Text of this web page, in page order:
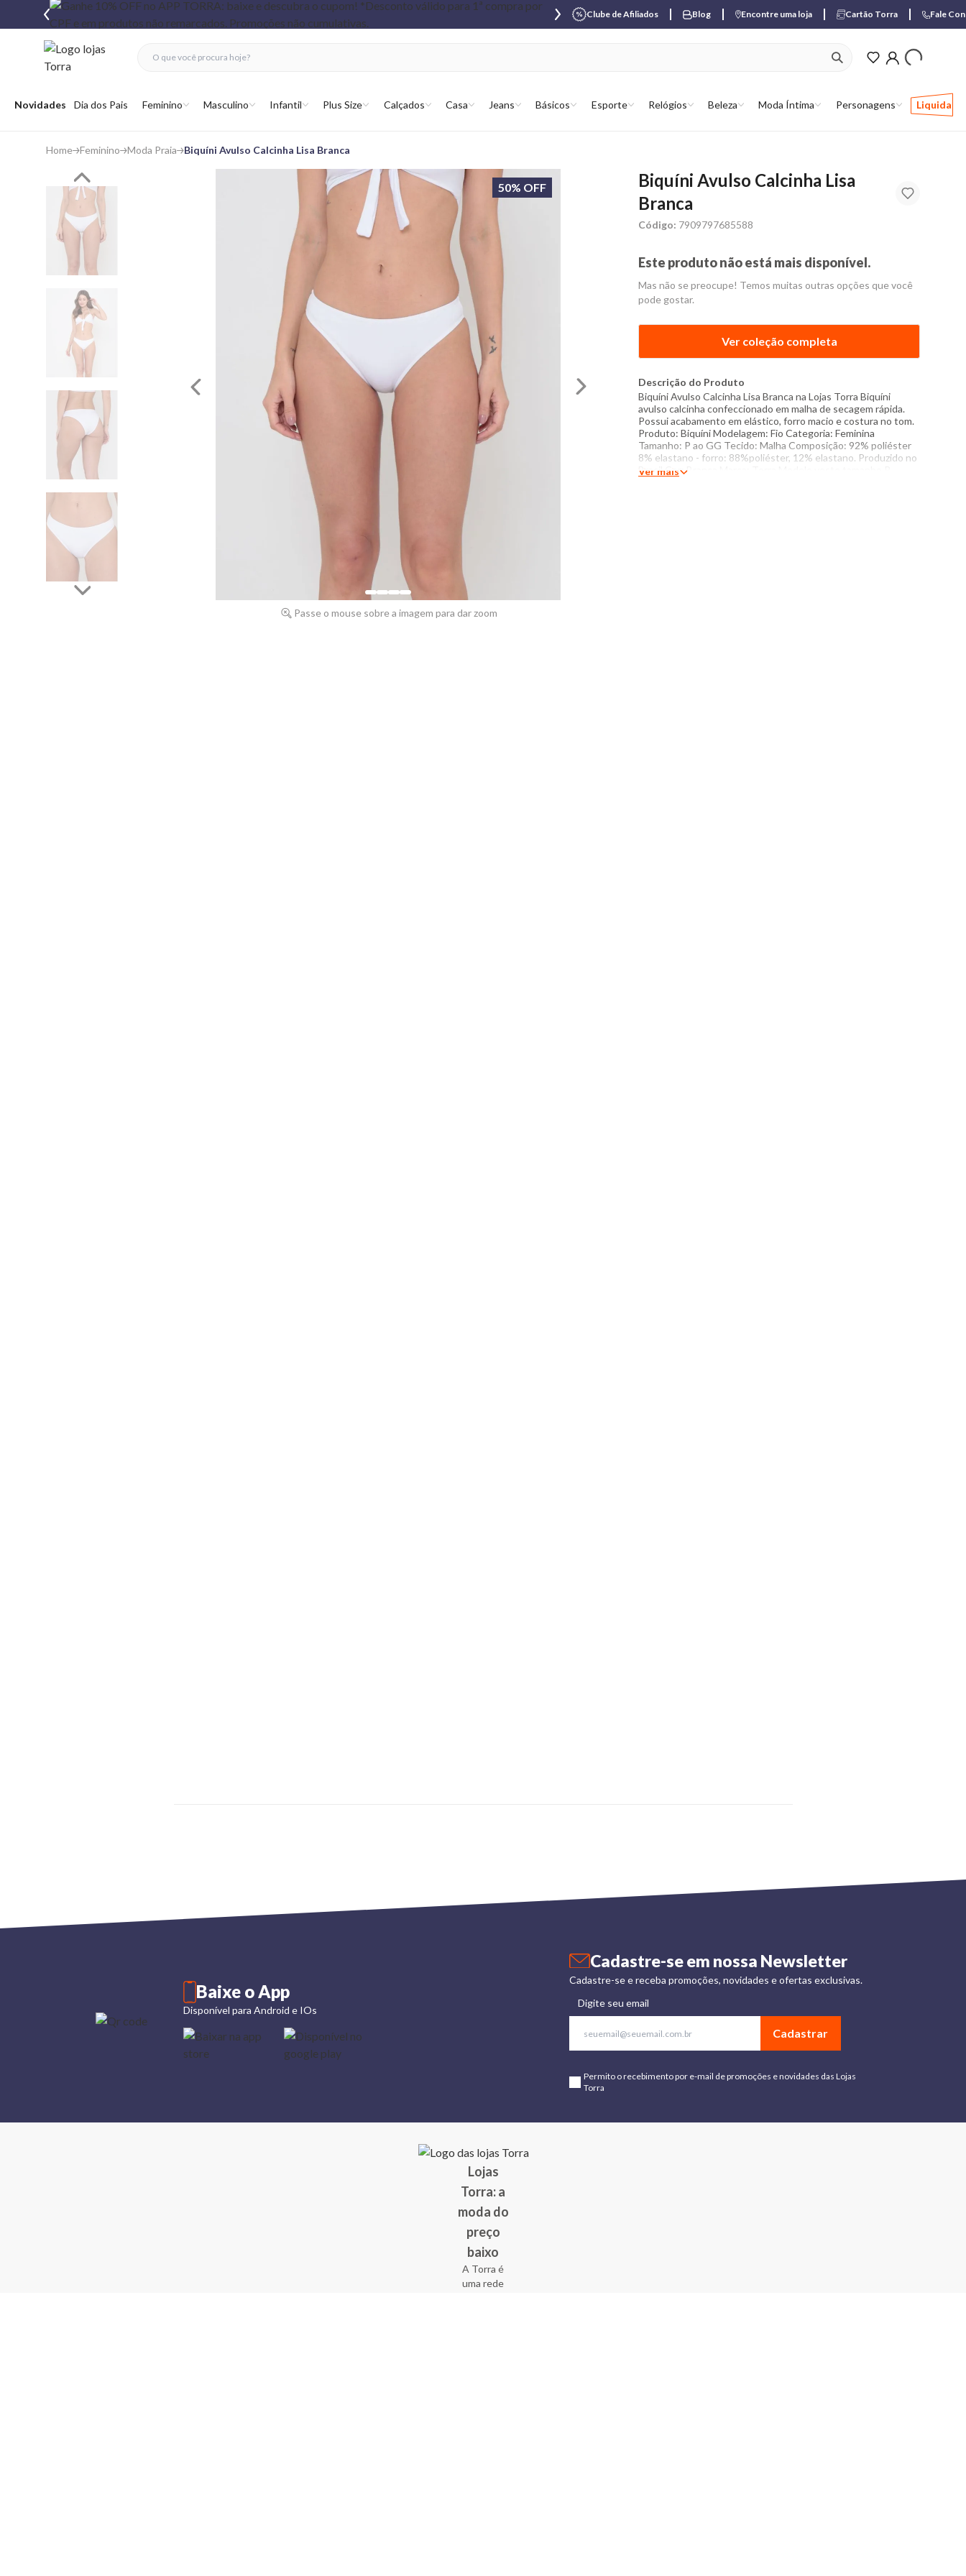
Clube de Afiliados Blog Encontre uma loja Cartão Torra Fale
Abrir menu
Novidades Dia dos Pais Feminino Masculino Infantil Plus Size Calçados Casa Jeans Básicos Esporte Relógios Beleza Moda Íntima Personagens Liquida
ver produtos
fechar menu
fechar menu
favoritos
Home Feminino Moda Praia Biquíni Avulso Calcinha Lisa Branca
50% OFF
Passe o mouse sobre a imagem para dar zoom
Biquíni Avulso Calcinha Lisa
Branca
Código: 7909797685588
Este produto não está mais disponível.
Mas não se preocupe! Temos muitas outras opções que você
pode gostar.
Ver coleção completa
Descrição do Produto
Biquíni Avulso Calcinha Lisa Branca na Lojas Torra Biquíni
avulso calcinha confeccionado em malha de secagem rápida.
Possui acabamento em elástico, forro macio e costura no tom.
Produto: Biquíni Modelagem: Fio Categoria: Feminina
Tamanho: P ao GG Tecido: Malha Composição: 92% poliéster
8% elastano - forro: 88%poliéster, 12% elastano. Produzido no
Brasil Cor: Branca Marca: Torra Modelo veste tamanho P
Ver mais
Cadastre-se em nossa Newsletter
Cadastre-se e receba promoções, novidades e ofertas exclusivas.
Digite seu email
Cadastrar
Permito o recebimento por e-mail de promoções e novidades das Lojas
Torra
Baixe o App
Disponível para Android e IOs
Lojas
Torra: a
moda do
preço
baixo
A Torra é
uma rede